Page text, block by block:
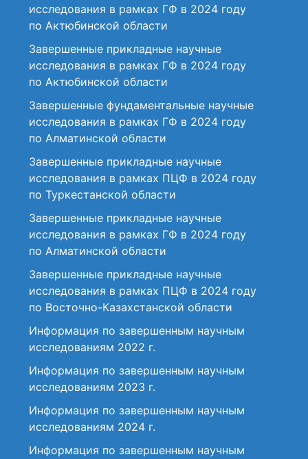
исследования в рамках ГФ в 2024 году
по Актюбинской области
Завершенные прикладные научные
исследования в рамках ГФ в 2024 году
по Актюбинской области
Завершенные фундаментальные научные
исследования в рамках ГФ в 2024 году
по Алматинской области
Завершенные прикладные научные
исследования в рамках ПЦФ в 2024 году
по Туркестанской области
Завершенные прикладные научные
исследования в рамках ГФ в 2024 году
по Алматинской области
Завершенные прикладные научные
исследования в рамках ПЦФ в 2024 году
по Восточно-Казахстанской области
Информация по завершенным научным
исследованиям 2022 г.
Информация по завершенным научным
исследованиям 2023 г.
Информация по завершенным научным
исследованиям 2024 г.
Информация по завершенным научным